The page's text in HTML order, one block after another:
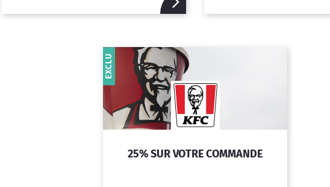
25% SUR VOTRE COMMANDE
EXCLU